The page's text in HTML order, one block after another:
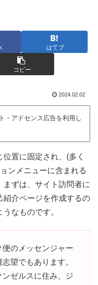
はてブ
コピー
2024.02.02
・アドセンス広告を利用し
置に固定され、(多く
ンメニューに含まれる
ずは、サイト訪問者に
紹介ページを作成するの
なものです。
のメッセンジャー
望でもあります。
ゼルスに住み、ジ